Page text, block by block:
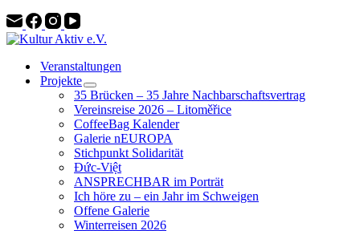
Veranstaltungen
Projekte
35 Brücken – 35 Jahre Nachbarschaftsvertrag
Vereinsreise 2026 – Litoměřice
CoffeeBag Kalender
Galerie nEUROPA
Stichpunkt Solidarität
Đức-Việt
ANSPRECHBAR im Porträt
Ich höre zu – ein Jahr im Schweigen
Offene Galerie
Winterreisen 2026